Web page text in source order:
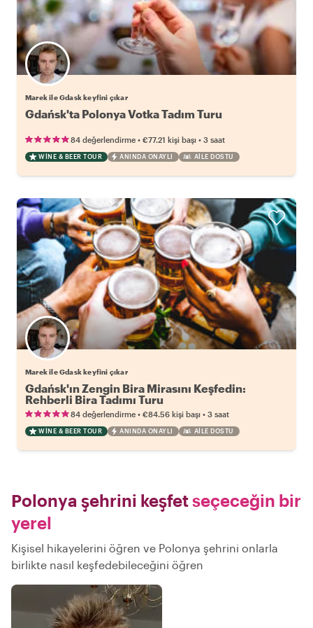
Marek ile Gdask keyfini çıkar
Gdańsk'ta Polonya Votka Tadım Turu
84 değerlendirme • €77.21 kişi başı • 3 saat
WINE & BEER TOUR ANINDA ONAYLI AILE DOSTU
Marek ile Gdask keyfini çıkar
Gdańsk'ın Zengin Bira Mirasını Keşfedin:
Rehberli Bira Tadımı Turu
84 değerlendirme • €84.56 kişi başı • 3 saat
WINE & BEER TOUR ANINDA ONAYLI AILE DOSTU
Polonya şehrini keşfetseçeceğin bir
yerel
Kişisel hikayelerini öğren ve Polonya şehrini onlarla
birlikte nasıl keşfedebileceğini öğren